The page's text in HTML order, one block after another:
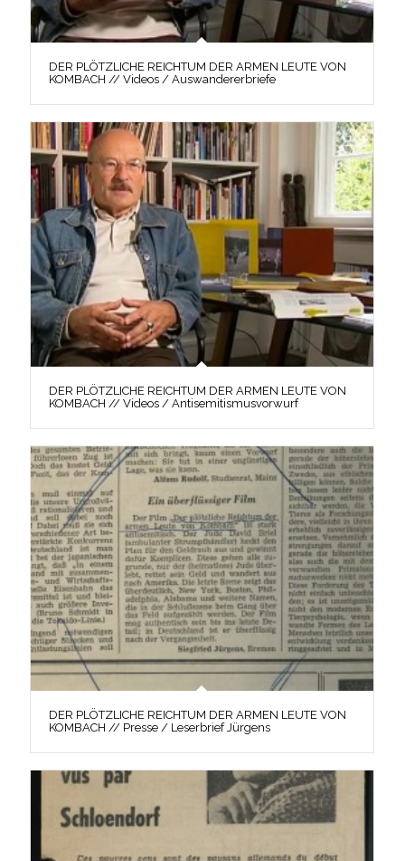
DER PLÖTZLICHE REICHTUM DER ARMEN LEUTE VON
KOMBACH // Videos / Auswandererbriefe
DER PLÖTZLICHE REICHTUM DER ARMEN LEUTE VON
KOMBACH // Videos / Antisemitismusvorwurf
DER PLÖTZLICHE REICHTUM DER ARMEN LEUTE VON
KOMBACH // Presse / Leserbrief Jürgens